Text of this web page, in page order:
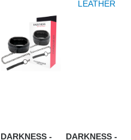
DARKNESS - DARKNESS -